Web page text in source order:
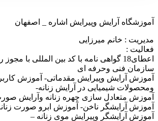
آموزشگاه آرایش وپیرایش اشاره _ اصفهان
مدیریت : خانم میرزایی
فعالیت :
اعطای18 گواهی نامه با کد بین المللی با
سازمان فنی وحرفه ای
آموزش آرایش وپیرایش مقدماتی- آموزش
ومحصولات شیمیایی در آرایش زنانه-
آموزش متعادل سازی چهره زنانه وآرایش
آموزش آرایشگر ناخن- آموزش ابرو صورت
آموزش آرایشگر وپیرایش موی زنانه –